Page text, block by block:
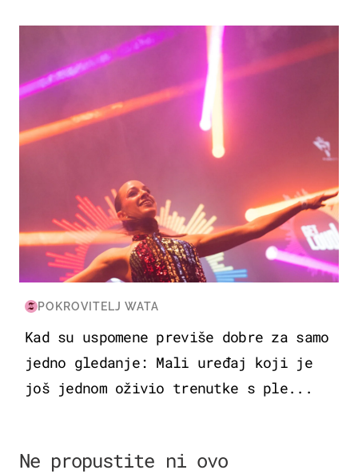
KULTURA & ZABAVA
POKROVITELJ WATA
Kad su uspomene previše dobre za samo
jedno gledanje: Mali uređaj koji je
još jednom oživio trenutke s ple...
Ne propustite ni ovo